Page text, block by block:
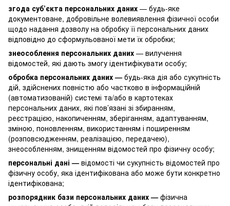
згода суб’єкта персональних даних — будь-яке
документоване, добровільне волевиявлення фізичної особи
щодо надання дозволу на обробку її персональних даних
відповідно до сформульованої мети їх обробки;
знеособлення персональних даних — вилучення
відомостей, які дають змогу ідентифікувати особу;
обробка персональних даних — будь-яка дія або сукупність
дій, здійснених повністю або частково в інформаційній
(автоматизованій) системі та/або в картотеках
персональних даних, які пов’язані зі збиранням,
реєстрацією, накопиченням, зберіганням, адаптуванням,
зміною, поновленням, використанням і поширенням
(розповсюдженням, реалізацією, передачею),
знеособленням, знищенням відомостей про фізичну особу;
персональні дані — відомості чи сукупність відомостей про
фізичну особу, яка ідентифікована або може бути конкретно
ідентифікована;
розпорядник бази персональних даних — фізична